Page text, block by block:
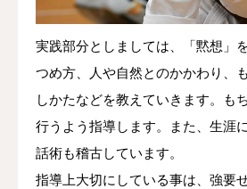
実践部分としましては、「黙想」
つめ方、人や自然とのかかわり、
しかたなどを教えていきます。も
行うよう指導します。また、生涯
話術も稽古しています。
指導上大切にしている事は、強要